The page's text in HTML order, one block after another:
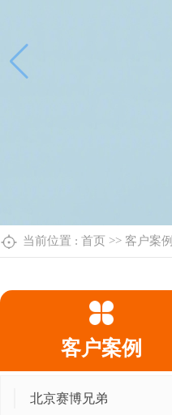
当前位置 : 首页 >> 客户案例
客户案例
北京赛博兄弟